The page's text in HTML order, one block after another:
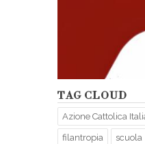
TAG CLOUD
Azione Cattolica
filantropia scuola